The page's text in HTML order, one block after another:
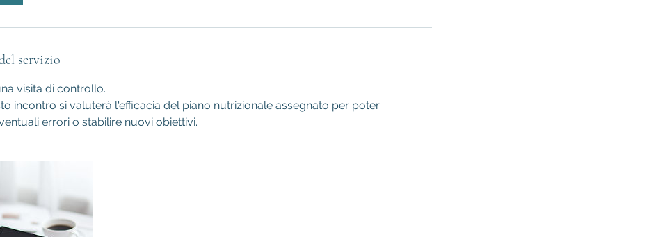
servizio
visita di controllo.
incontro si valuterà l'efficacia del piano nutrizionale assegnato per poter
errori o stabilire nuovi obiettivi.